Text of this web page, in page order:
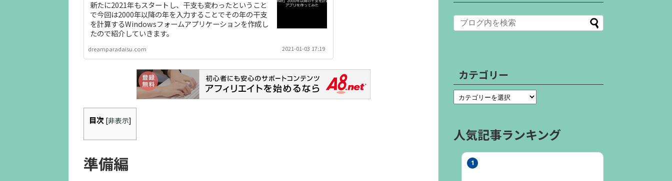
新たに2021年もスタートし、干支も変わったということ
で今回は2000年以降の年を入力することでその年の干支
を計算するWindowsフォームアプリケーションを作成し
たので紹介していきます。
dreamparadaisu.com 2021-01-03 17:19
目次 [非表示]
準備編
カテゴリー
人気記事ランキング